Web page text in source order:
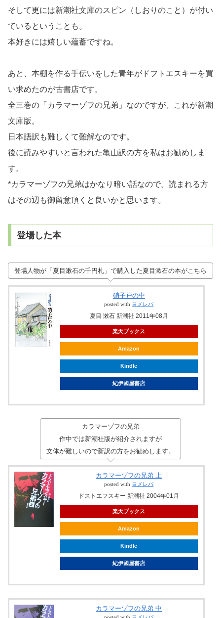
そして更には新潮社文庫のスピン（しおりのこと）が付い
ているということも。
本好きには嬉しい蘊蓄ですね。
あと、本棚を作る手伝いをした青年がドフトエスキーを買
い求めたのが古書店です。
全三巻の「カラマーゾフの兄弟」なのですが、これが新潮
文庫版。
日本語訳も難しくて難解なのです。
後に読みやすいと言われた亀山訳の方を私はお勧めしま
す。
*カラマーゾフの兄弟はかなり暗い話なので。読まれる方
はその辺も御留意頂くと良いかと思います。
登場した本
登場人物が「夏目漱石の千円札」で購入した夏目漱石の本がこちら
硝子戸の中
posted with ヨメレバ
夏目 漱石 新潮社 2011年08月
楽天ブックス
Amazon
Kindle
紀伊國屋書店
カラマーゾフの兄弟
作中では新潮社版が紹介されますが
文体が難しいので新訳の方をお勧めします。
カラマーゾフの兄弟 上
posted with ヨメレバ
ドストエフスキー 新潮社 2004年01月
楽天ブックス
Amazon
Kindle
紀伊國屋書店
カラマーゾフの兄弟 中